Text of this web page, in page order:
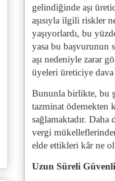
gelindiğinde aşı
aşısıyla ilgili riskler
yaşıyorlardı, bu
yasa bu başvurunun
aşı nedeniyle zarar
üyeleri üreticiye dava
Bununla birlikte, bu
tazminat ödemekten
sağlamaktadır. Daha
vergi
elde ettikleri kâr ne
Uzun Süreli